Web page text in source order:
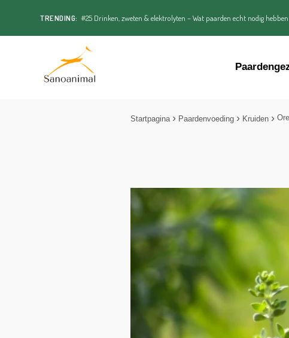
TRENDING: #25 Drinken, zweten & elektrolyten – Wat paarden echt nodig hebben
Startpagina Paardenvoeding Kruiden